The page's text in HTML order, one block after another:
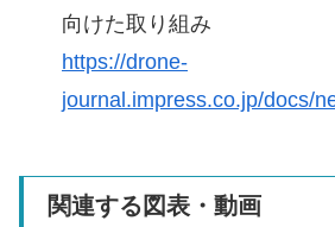
向けた取り組み
https://drone-
journal.impress.co.jp/docs/
関連する図表・動画